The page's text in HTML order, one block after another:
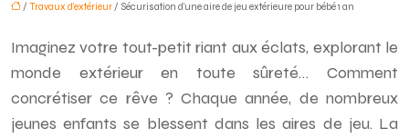
/ Travaux d'extérieur/ Sécurisation d’une aire de jeu extérieure pour bébé 1 an
Imaginez votre tout-petit riant aux éclats, explorant le
monde extérieur en toute sûreté… Comment
concrétiser ce rêve ? Chaque année, de nombreux
jeunes enfants se blessent dans les aires de jeu. La